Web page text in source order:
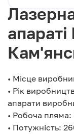
• Місце
• Рік
апарати
• Робоча
• Потужність: